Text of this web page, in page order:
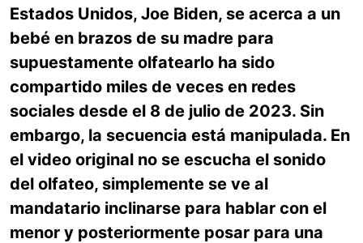
Estados Unidos, Joe Biden, se acerca a un
bebé en brazos de su madre para
supuestamente olfatearlo ha sido
compartido miles de veces en redes
sociales desde el 8 de julio de 2023. Sin
embargo, la secuencia está manipulada. En
el video original no se escucha el sonido
del olfateo, simplemente se ve al
mandatario inclinarse para hablar con el
menor y posteriormente posar para una